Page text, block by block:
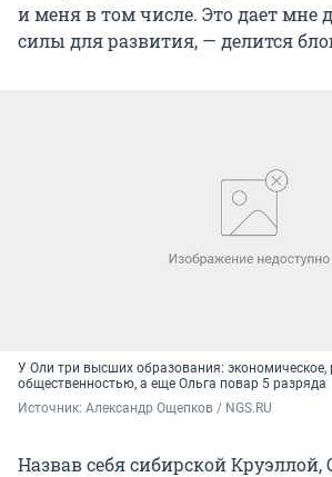
и меня в том числе. Это дает мне
силы для развития, — делится
У Оли три высших образования: экономическое,
общественностью, а еще Ольга повар 5 разряда
Источник: Александр Ощепков / NGS.RU
Назвав себя сибирской Круэллой,